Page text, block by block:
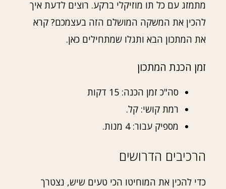
מתמזג עם כל תו מוזיקלי ברקע. רוצים לדעת איך
להכין את המשקה המושלם הזה בעצמכם? קרא
את המתכון הבא ותגלו שמתחילים כאן.
זמן הכנת המתכון
סה"כ זמן הכנה: 15 דקות
רמת קושי: קל.
מספיק עבור: 4 מנות.
הרכיבים הדרושים
כדי להכין את המוחיטו הכי טעים שיש, נצטרך